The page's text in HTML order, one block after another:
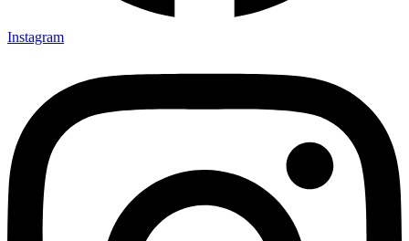
Instagram